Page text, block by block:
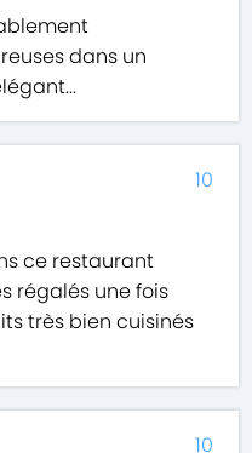
dans un
ce restaurant
régalés une fois
très bien cuisinés
10
10